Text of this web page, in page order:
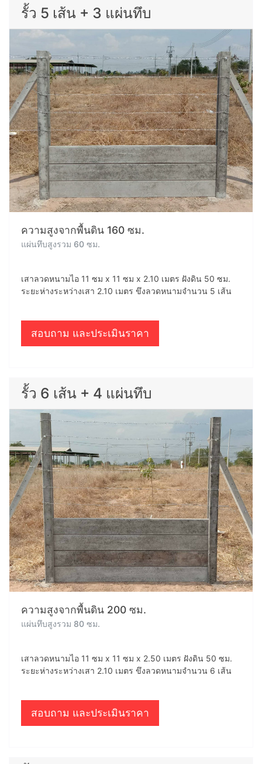
รั้ว 5 เส้น + 3 แผ่นทึบ
ความสูงจากพื้นดิน 160 ซม.
แผ่นทึบสูงรวม 60 ซม.
เสาลวดหนามไอ 11 ซม x 11 ซม x 2.10 เมตร ฝังดิน 50 ซม.
ระยะห่างระหว่างเสา 2.10 เมตร ขึงลวดหนามจำนวน 5 เส้น
สอบถาม และประเมินราคา
รั้ว 6 เส้น + 4 แผ่นทึบ
ความสูงจากพื้นดิน 200 ซม.
แผ่นทึบสูงรวม 80 ซม.
เสาลวดหนามไอ 11 ซม x 11 ซม x 2.50 เมตร ฝังดิน 50 ซม.
ระยะห่างระหว่างเสา 2.10 เมตร ขึงลวดหนามจำนวน 6 เส้น
สอบถาม และประเมินราคา